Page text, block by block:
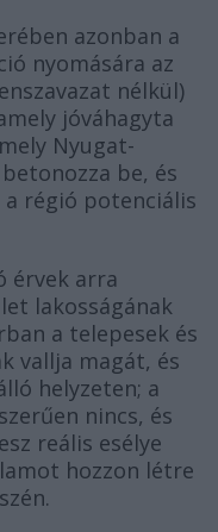
azonban a
nyomására az
nélkül)
jóváhagyta
Nyugat-
be, és
régió potenciális
érvek arra
lakosságának
a telepesek és
vallja magát, és
helyzeten; a
nincs, és
reális esélye
hozzon létre